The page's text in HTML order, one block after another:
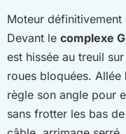
Moteur
Devant le complexe
est hissée au treuil
roues bloquées. Allée
règle son angle pour
sans frotter les bas